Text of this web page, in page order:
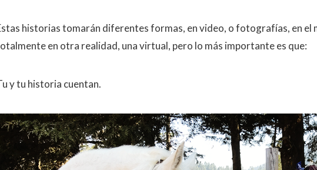
historias tomarán diferentes formas, en video, o fotografías, en el
en otra realidad, una virtual, pero lo más importante es que:
y tu historia cuentan.